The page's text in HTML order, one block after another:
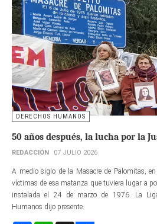
DERECHOS HUMANOS
50 años después, la lucha por la
REDACCIÓN 07 JULIO 2026
A medio siglo de la Masacre de Palomitas,
víctimas de esa matanza que tuviera lugar a
instalada el 24 de marzo de 1976. La
Humanos dijo presente.